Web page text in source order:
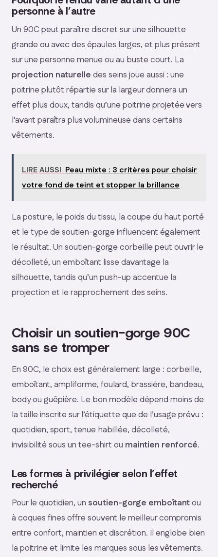
personne à l’autre
Un 90C peut paraître discret sur une silhouette
grande ou avec des épaules larges, et plus présent
sur une personne menue ou au buste court. La
projection naturelle des seins joue aussi : une
poitrine plutôt répartie sur la largeur donnera un
effet plus doux, tandis qu’une poitrine projetée vers
l’avant paraîtra plus volumineuse dans certains
vêtements.
LIRE AUSSI Peau mixte : 3 critères pour choisir
votre fond de teint et stopper la brillance
La posture, le poids du tissu, la coupe du haut porté
et le type de soutien-gorge influencent également
le résultat. Un soutien-gorge corbeille peut ouvrir le
décolleté, un emboîtant lisse davantage la
silhouette, tandis qu’un push-up accentue la
projection et le rapprochement des seins.
Choisir un soutien-gorge 90C
sans se tromper
En 90C, le choix est généralement large : corbeille,
emboîtant, ampliforme, foulard, brassière, bandeau,
body ou guêpière. Le bon modèle dépend moins de
la taille inscrite sur l’étiquette que de l’usage prévu :
quotidien, sport, tenue habillée, décolleté,
invisibilité sous un tee-shirt ou maintien renforcé.
Les formes à privilégier selon l’effet
recherché
Pour le quotidien, un soutien-gorge emboîtantou
à coques fines offre souvent le meilleur compromis
entre confort, maintien et discrétion. Il englobe bien
la poitrine et limite les marques sous les vêtements.